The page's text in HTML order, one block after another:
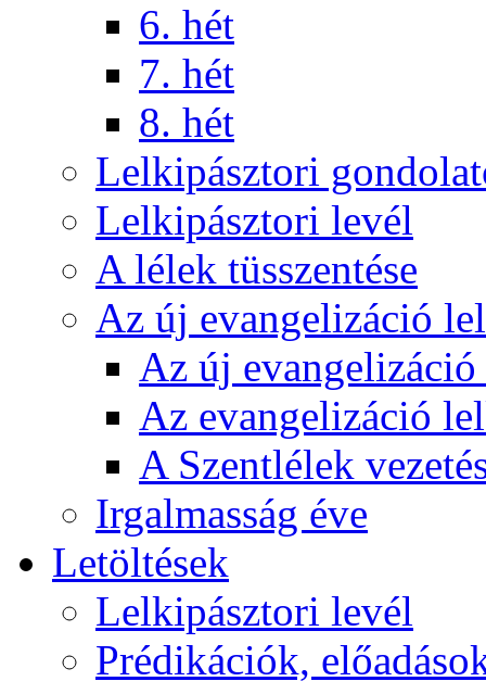
6. hét
7. hét
8. hét
Lelkipásztori
Lelkipásztori levél
A lélek tüsszentése
Az új evangelizáció
Az új
Az evangelizáció
A Szentlélek
Irgalmasság éve
Letöltések
Lelkipásztori levél
Prédikációk,